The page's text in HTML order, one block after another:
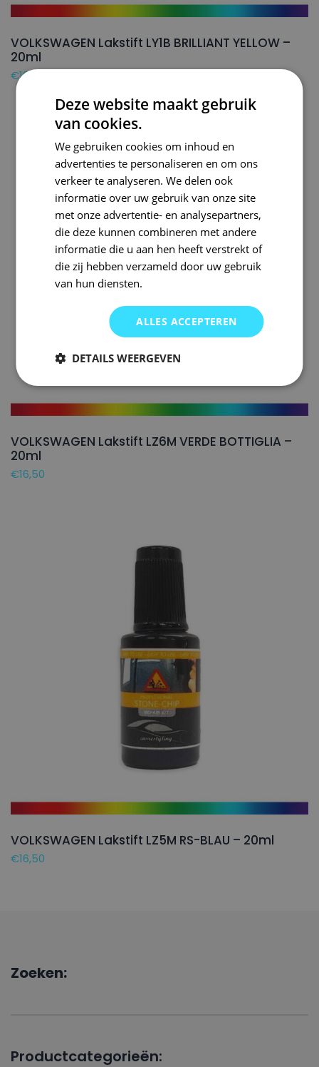
VOLKSWAGEN Lakstift LY1B BRILLIANT YELLOW –
20ml
€16,50
VOLKSWAGEN Lakstift LZ6M VERDE BOTTIGLIA –
20ml
€16,50
VOLKSWAGEN Lakstift LZ5M RS-BLAU – 20ml
€16,50
Zoeken:
Productcategorieën:
Deze website maakt gebruik
van cookies.
We gebruiken cookies om inhoud en
advertenties te personaliseren en om ons
verkeer te analyseren. We delen ook
informatie over uw gebruik van onze site
met onze advertentie- en analysepartners,
die deze kunnen combineren met andere
informatie die u aan hen heeft verstrekt of
die zij hebben verzameld door uw gebruik
van hun diensten.
ALLES ACCEPTEREN
DETAILS WEERGEVEN